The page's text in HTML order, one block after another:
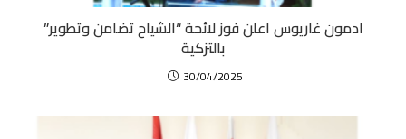
ادمون غاريوس اعلن فوز لائحة “الشياح تضامن وتطوير”
بالتزكية
30/04/2025